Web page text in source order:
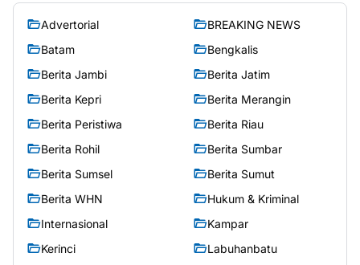
Advertorial
BREAKING NEWS
Batam
Bengkalis
Berita Jambi
Berita Jatim
Berita Kepri
Berita Merangin
Berita Peristiwa
Berita Riau
Berita Rohil
Berita Sumbar
Berita Sumsel
Berita Sumut
Berita WHN
Hukum & Kriminal
Internasional
Kampar
Kerinci
Labuhanbatu